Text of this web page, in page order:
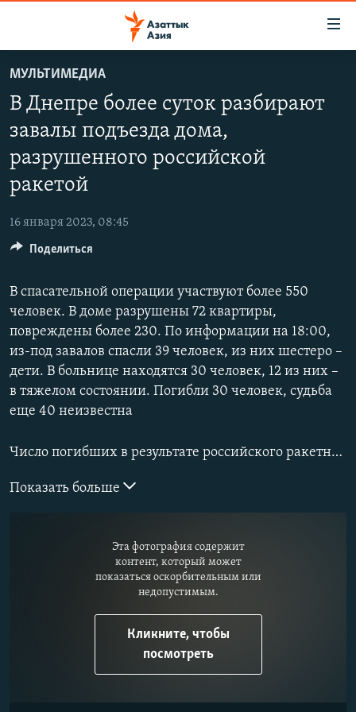
основному
содержанию
главной
Вернутся
ЦЕНТРАЛЬНАЯ АЗИЯ
КАЗАХСТАН
УЗБЕКИСТАН
НОВОСТИ
ВОЙНА В УКРАИНЕ
НА ДРУГИХ ЯЗЫКАХ
КЫРГЫЗЧА
ЎЗБЕКЧА
TÜRKMENÇE
Все сайты РСЕ/РС
МУЛЬТИМЕДИА
В Днепре более суток разбирают
завалы подъезда дома,
разрушенного российской
ракетой
16 января 2023, 08:45
В спасательной операции участвуют более 550
человек. В доме разрушены 72 квартиры,
повреждены более 230. По информации на 18:00,
из-под завалов спасли 39 человек, из них шестеро –
дети. В больнице находятся 30 человек, 12 из них –
в тяжелом состоянии. Погибли 30 человек, судьба
еще 40 неизвестна
Число погибших в результате российского ракетного удара 14 января по жилому дому в Днепре
Показать больше
Эта фотография содержит
контент, который может
показаться оскорбительным или
недопустимым.
Кликните, чтобы
посмотреть
Поделиться